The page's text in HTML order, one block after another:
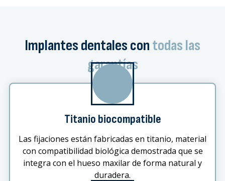
Implantes dentales contodas las
garantías
Titanio biocompatible
Las fijaciones están fabricadas en titanio, material
con compatibilidad biológica demostrada que se
integra con el hueso maxilar de forma natural y
duradera.